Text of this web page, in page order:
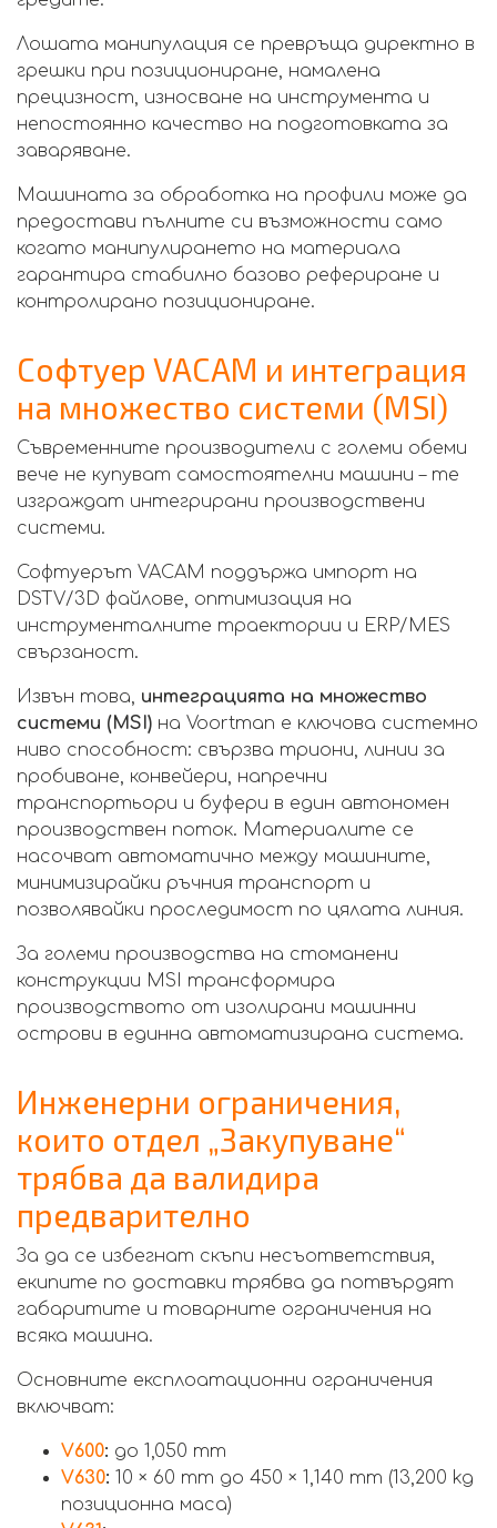
Лошата манипулация се превръща директно в
грешки при позициониране, намалена
прецизност, износване на инструмента и
непостоянно качество на подготовката за
заваряване.
Машината за обработка на профили може да
предостави пълните си възможности само
когато манипулирането на материала
гарантира стабилно базово рефериране и
контролирано позициониране.
Софтуер VACAM и интеграция
на множество системи (MSI)
Съвременните производители с големи обеми
вече не купуват самостоятелни машини – те
изграждат интегрирани производствени
системи.
Софтуерът VACAM поддържа импорт на
DSTV/3D файлове, оптимизация на
инструменталните траектории и ERP/MES
свързаност.
Извън това, интеграцията на множество
системи (MSI) на Voortman е ключова системно
ниво способност: свързва триони, линии за
пробиване, конвейери, напречни
транспортьори и буфери в един автономен
производствен поток. Материалите се
насочват автоматично между машините,
минимизирайки ръчния транспорт и
позволявайки проследимост по цялата линия.
За големи производства на стоманени
конструкции MSI трансформира
производството от изолирани машинни
острови в единна автоматизирана система.
Инженерни ограничения,
които отдел „Закупуване“
трябва да валидира
предварително
За да се избегнат скъпи несъответствия,
екипите по доставки трябва да потвърдят
габаритите и товарните ограничения на
всяка машина.
Основните експлоатационни ограничения
включват:
V600: до 1,050 mm
V630: 10 × 60 mm до 450 × 1,140 mm (13,200 kg
позиционна маса)